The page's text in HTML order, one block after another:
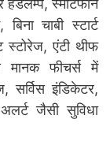
स्मार्टफोन
चाबी स्टार्ट
स्टोरेज, एंटी थीफ
फीचर्स में
सर्विस इंडिकेटर,
जैसी सुविधा